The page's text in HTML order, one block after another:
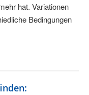
hat. Variationen
Bedingungen